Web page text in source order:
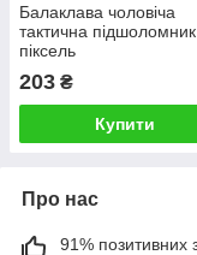
Балаклава чоловіча
тактична підшоломник
піксель
203 ₴
Купити
Про нас
91% позитивних з